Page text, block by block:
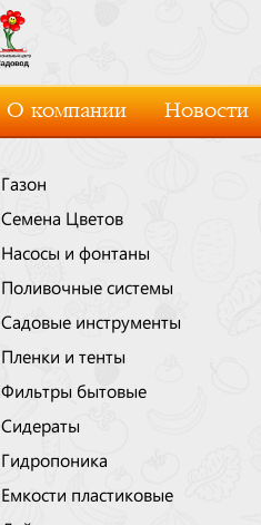
О компании Новости
Газон
Семена Цветов
Насосы и фонтаны
Поливочные системы
Садовые инструменты
Пленки и тенты
Фильтры бытовые
Сидераты
Гидропоника
Емкости пластиковые